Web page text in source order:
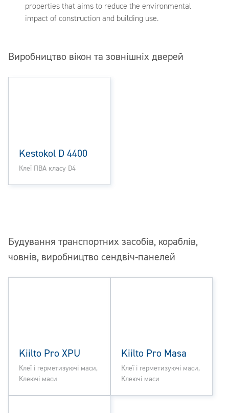
properties that aims to reduce the environmental
impact of construction and building use.
Виробництво вікон та зовнішніх дверей
Kestokol D 4400
Клеї ПВА класу D4
Будування транспортних засобів, кораблів,
човнів, виробництво сендвіч-панелей
Kiilto Pro XPU
Клеї і герметизуючі маси,
Клеючі маси
Kiilto Pro Masa
Клеї і герметизуючі маси,
Клеючі маси